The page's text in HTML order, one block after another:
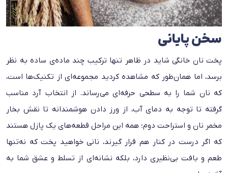
سخن پایانی
پخت نان خانگی شاید در ظاهر تنها ترکیب چند ماده‌ی ساده به نظر
برسد، اما همان‌طور که مشاهده کردید مجموعه‌ای از تکنیک‌ها است،
که نان شما را به سطحی حرفه‌ای می‌رساند. از انتخاب آرد مناسب
گرفته تا توجه به دمای آب، از ورز دادن هوشمندانه تا نقش بخار
مخمر نان و استراحت دوم؛ همه این مراحل قطعه‌های یک پازل هستند
که اگر درست در کنار هم قرار گیرند، نانی خواهید پخت که نه‌تنها
طعم و بافت بی‌نظیری دارد، بلکه نشانه‌ای از تسلط و عشق شما به